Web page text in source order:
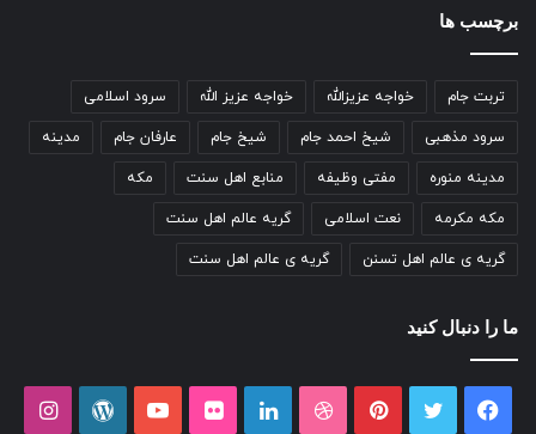
برچسب ها
تربت جام خواجه عزیزالله خواجه عزیز الله سرود اسلامی
سرود مذهبی شیخ احمد جام شیخ جام عارفان جام مدینه
مدینه منوره مفتی وظیفه منابع اهل سنت مکه
مکه مکرمه نعت اسلامی گریه عالم اهل سنت
گریه ی عالم اهل تسنن گریه ی عالم اهل سنت
ما را دنبال کنید
فیسبوک توییتر پینتریست
دریبببل لینکداین تصاویر یوتیوب وردپرس